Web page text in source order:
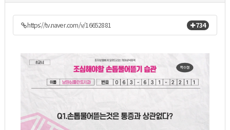
734
https://tv.naver.com/v/16652881